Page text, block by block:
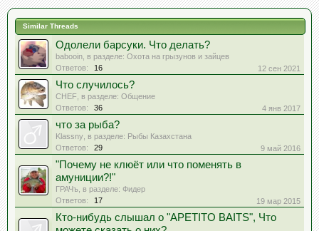
Similar Threads
Одолели барсуки. Что делать?
babooin , в разделе: Охота на грызунов и зайцев
Ответов:
16 12 сен 2021
Что случилось?
CHEF , в разделе: Общение
Ответов:
36 4 янв 2017
что за рыба?
Klassny , в разделе: Рыбы Казахстана
Ответов:
29 9 май 2016
"Почему не клюёт или что поменять в
амуниции?!"
ГРАЧъ , в разделе: Фидер
Ответов:
17 19 мар 2015
Кто-нибудь слышал о "APETITO BAITS", Что